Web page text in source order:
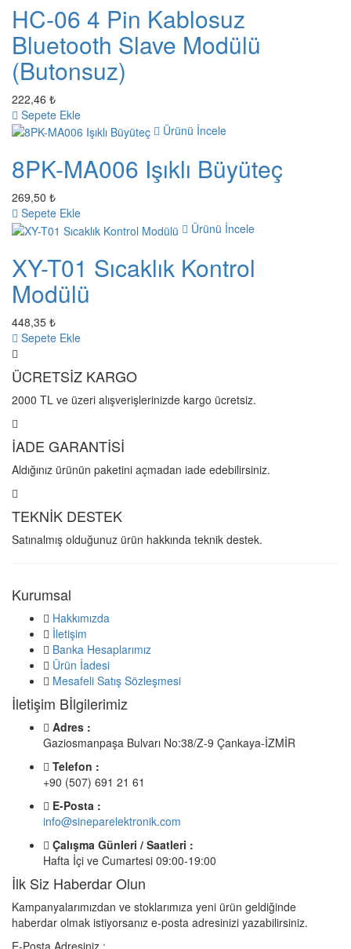
HC-06 4 Pin Kablosuz
Bluetooth Slave Modülü
(Butonsuz)
222,46 ₺
Sepete Ekle
Ürünü İncele
8PK-MA006 Işıklı Büyüteç
269,50 ₺
Sepete Ekle
Ürünü İncele
XY-T01 Sıcaklık Kontrol
Modülü
448,35 ₺
Sepete Ekle
ÜCRETSİZ KARGO
2000 TL ve üzeri alışverişlerinizde kargo ücretsiz.
İADE GARANTİSİ
Aldığınız ürünün paketini açmadan iade edebilirsiniz.
TEKNİK DESTEK
Satınalmış olduğunuz ürün hakkında teknik destek.
Kurumsal
Hakkımızda
İletişim
Banka Hesaplarımız
Ürün İadesi
Mesafeli Satış Sözleşmesi
İletişim Bİlgilerimiz
Adres :
Gaziosmanpaşa Bulvarı No:38/Z-9 Çankaya-İZMİR
Telefon :
+90 (507) 691 21 61
E-Posta :
info@sineparelektronik.com
Çalışma Günleri / Saatleri :
Hafta İçi ve Cumartesi 09:00-19:00
İlk Siz Haberdar Olun
Kampanyalarımızdan ve stoklarımıza yeni ürün geldiğinde
haberdar olmak istiyorsanız e-posta adresinizi yazabilirsiniz.
E-Posta Adresiniz :